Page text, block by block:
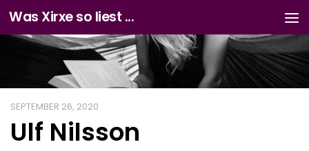
Zum Inhalt springen
Was Xirxe so liest ...
SEPTEMBER 26, 2020
Ulf Nilsson